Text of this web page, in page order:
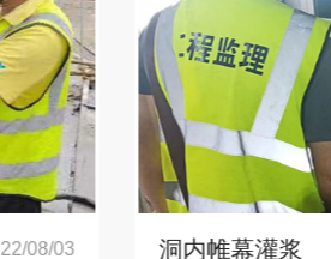
22/08/03 洞内帷幕灌浆